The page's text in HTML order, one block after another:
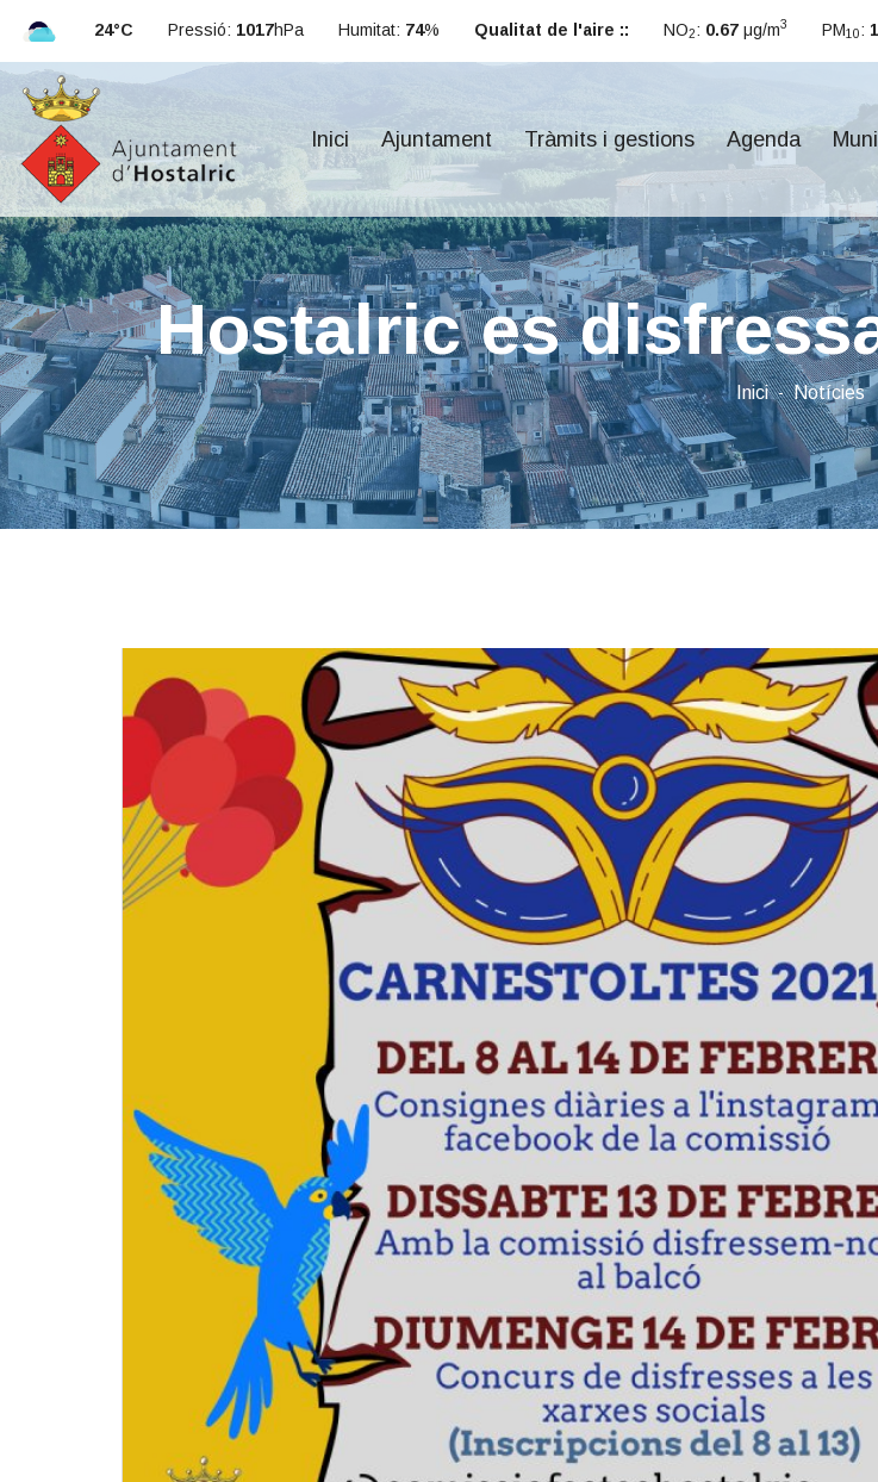
24°C Pressió: 1017hPa Humitat: 74% Qualitat de l'aire :: NO2: 0.67 μg/m3 PM10:
Inici Ajuntament Tràmits i gestions Agenda
Hostalric es
Inici Notícies